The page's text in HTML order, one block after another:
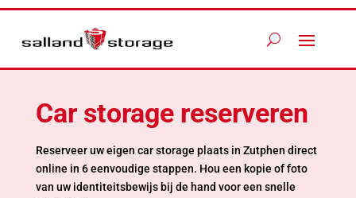
Car storage reserveren
Reserveer uw eigen car storage plaats in Zutphen direct
online in 6 eenvoudige stappen. Hou een kopie of foto
van uw identiteitsbewijs bij de hand voor een snelle